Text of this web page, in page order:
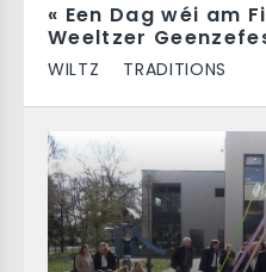
« Een Dag wéi am
Weeltzer
WILTZ TRADITIONS